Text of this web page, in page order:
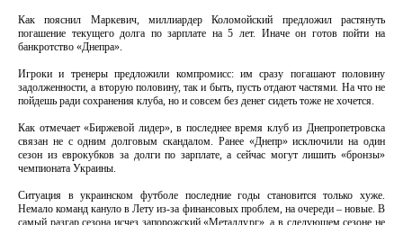
Как пояснил Маркевич, миллиардер Коломойский предложил растянуть
погашение текущего долга по зарплате на 5 лет. Иначе он готов пойти на
банкротство «Днепра».
Игроки и тренеры предложили компромисс: им сразу погашают половину
задолженности, а вторую половину, так и быть, пусть отдают частями. На что не
пойдешь ради сохранения клуба, но и совсем без денег сидеть тоже не хочется.
Как отмечает «Биржевой лидер», в последнее время клуб из Днепропетровска
связан не с одним долговым скандалом. Ранее «Днепр» исключили на один
сезон из еврокубков за долги по зарплате, а сейчас могут лишить «бронзы»
чемпионата Украины.
Ситуация в украинском футболе последние годы становится только хуже.
Немало команд кануло в Лету из-за финансовых проблем, на очереди – новые. В
самый разгар сезона исчез запорожский «Металлург», а в следующем сезоне не